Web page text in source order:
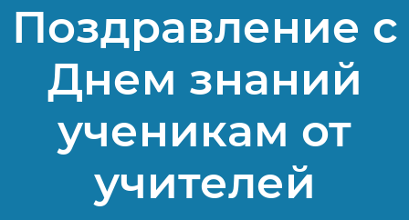
Поздравление с
Днем знаний
ученикам от
учителей